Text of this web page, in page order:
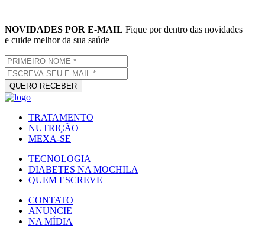
NOVIDADES POR E-MAIL Fique por dentro das novidades
e cuide melhor da sua saúde
TRATAMENTO
NUTRIÇÃO
MEXA-SE
TECNOLOGIA
DIABETES NA MOCHILA
QUEM ESCREVE
CONTATO
ANUNCIE
NA MÍDIA